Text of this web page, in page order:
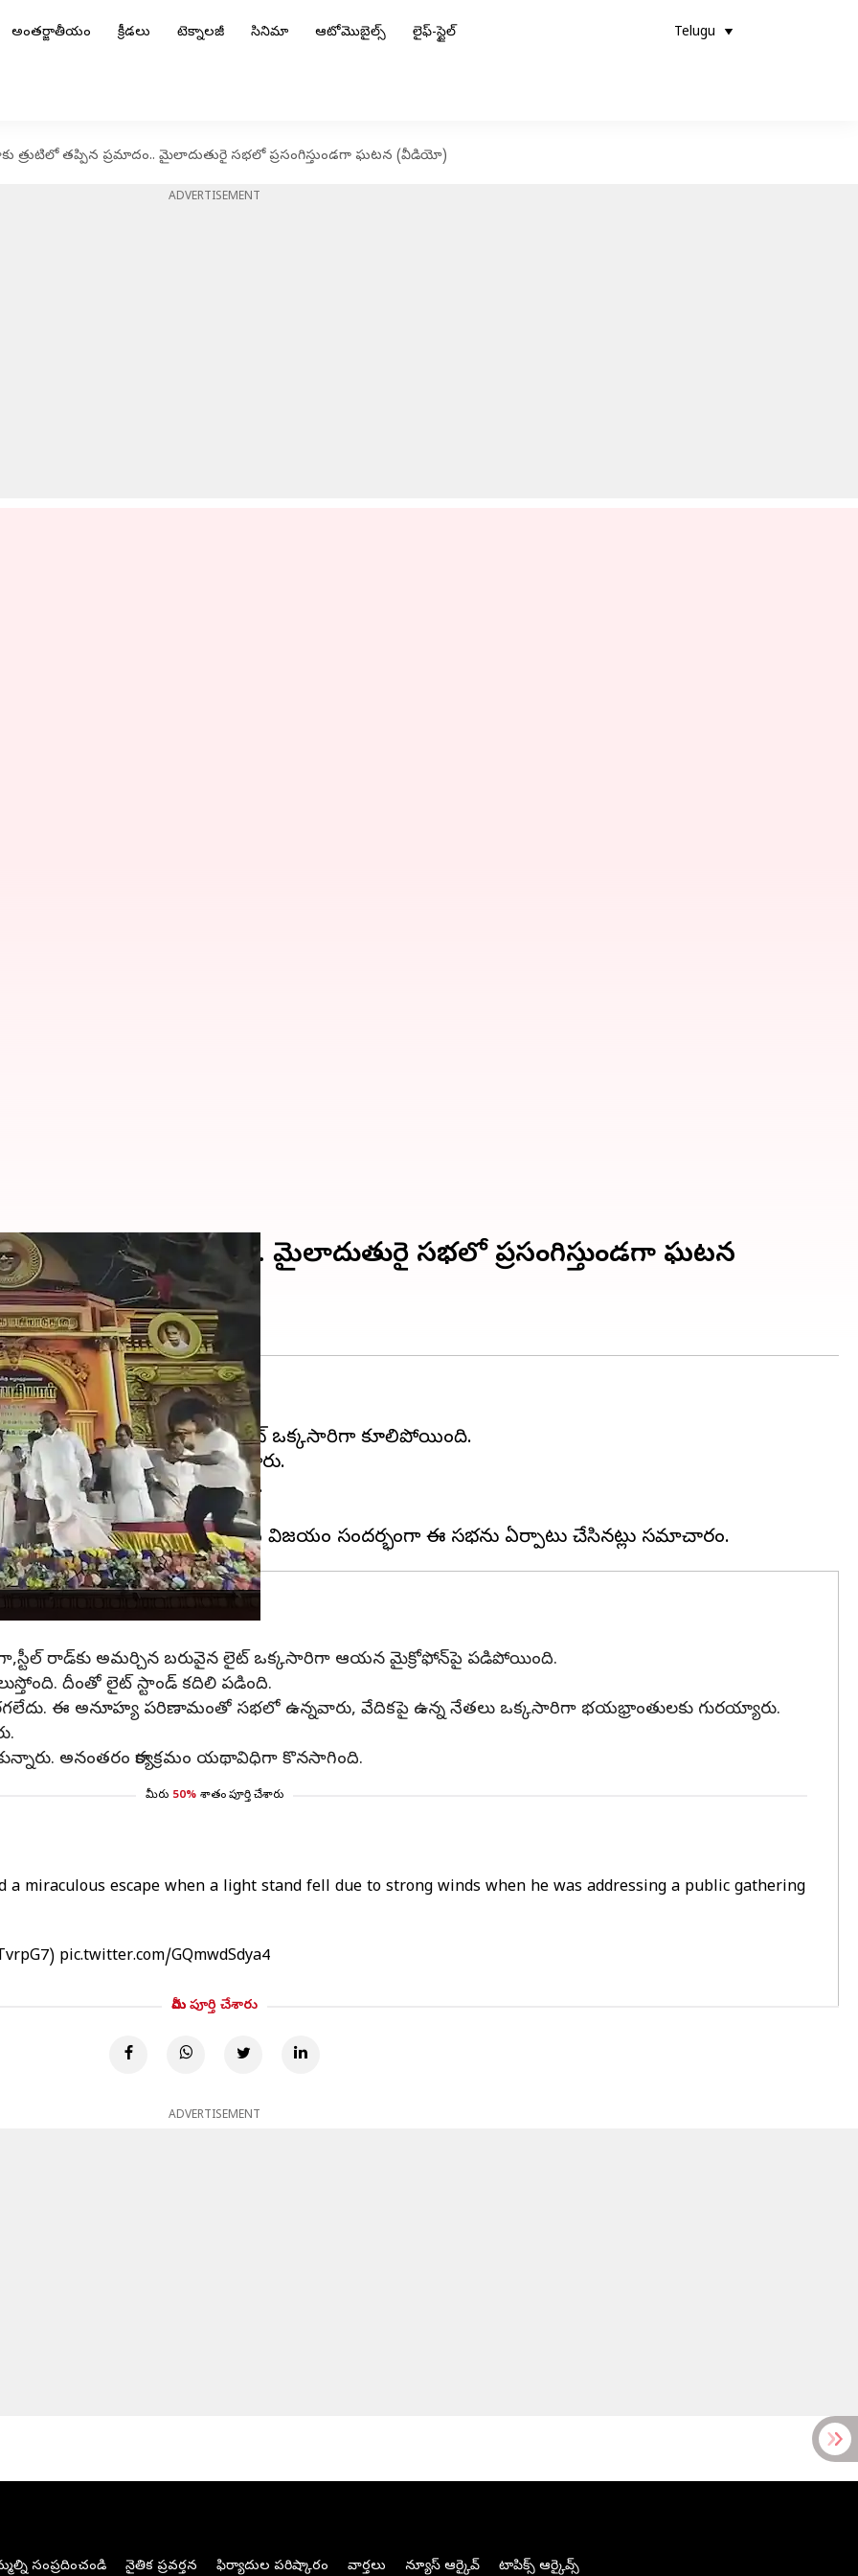
అంతర్జాతీయం క్రీడలు టెక్నాలజీ సినిమా ఆటోమొబైల్స్ లైఫ్-స్టైల్ Telugu
త్రుటిలో తప్పిన ప్రమాదం.. మైలాదుతురై సభలో ప్రసంగిస్తుండగా ఘటన (వీడియో)
ADVERTISEMENT
త్రుటిలో తప్పిన ప్రమాదం.. మైలాదుతురై సభలో ప్రసంగిస్తుండగా ఘటన
చోటుచేసుకుంది.
సమయంలో వేదికపై అమర్చిన భారీ లైట్ ఒక్కసారిగా కూలిపోయింది.
సురక్షితంగా బయటపడ్డారు.
మాధ్యమాలలో వైరల్ అవుతోంది.
నిర్వహించింది.
రాడ్‌కు అమర్చిన బరువైన లైట్ ఒక్కసారిగా ఆయన మైక్రోఫోన్‌పై పడిపోయింది.
దీంతో లైట్ స్టాండ్ కదిలి పడింది.
ఈ అనూహ్య పరిణామంతో సభలో ఉన్నవారు, వేదికపై ఉన్న నేతలు ఒక్కసారిగా భయభ్రాంతులకు గురయ్యారు.
అనంతరం కార్యక్రమం యథావిధిగా కొనసాగింది.
మీరు 50% శాతం పూర్తి చేశారు
a miraculous escape when a light stand fell due to strong winds when he was addressing a public gathering
) pic.twitter.com/GQmwdSdya4
మీరు పూర్తి చేశారు
ADVERTISEMENT
సంప్రదించండి నైతిక ప్రవర్తన ఫిర్యాదుల పరిష్కారం వార్తలు న్యూస్ ఆర్కైవ్ టాపిక్స్ ఆర్కైవ్స్